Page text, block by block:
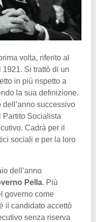
volta, riferito al
1921. Si trattò di un
in più rispetto a
la sua definizione.
successivo
Partito Socialista
Cadrà per il
sociali e per la loro
dell’anno
Pella. Più
governo come
il candidato accettò
senza riserva